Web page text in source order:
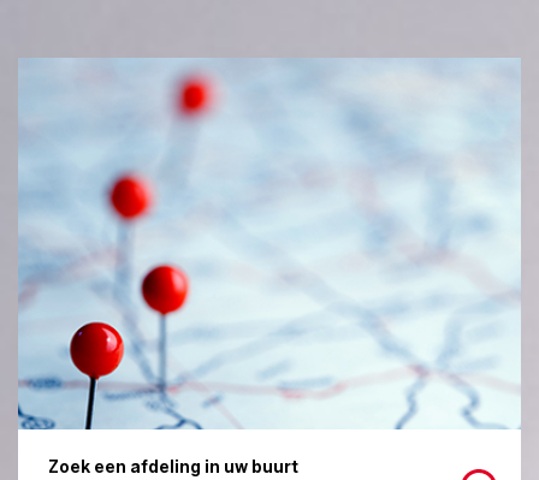
Zoek een afdeling in uw buurt